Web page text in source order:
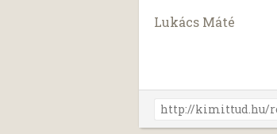
Lukács Máté